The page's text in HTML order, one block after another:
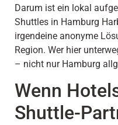
Darum ist ein lokal
Shuttles in Hamburg
irgendeine anonyme
Region. Wer hier
– nicht nur Hamburg
Wenn
Shuttle-